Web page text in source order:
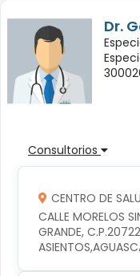
Dr.
Consultorios
CENTRO DE
CALLE MORELOS
GRANDE,